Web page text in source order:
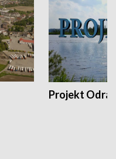
Projekt Odra